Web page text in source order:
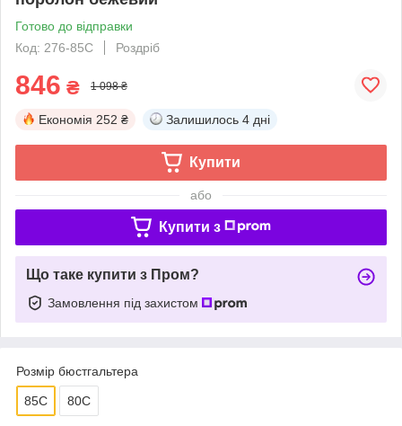
Готово до відправки
Код: 276-85С
Роздріб
846 ₴ 1 098 ₴
Економія 252 ₴ Залишилось 4 дні
Купити
або
Купити з
Що таке купити з Пром?
Замовлення під захистом
Розмір бюстгальтера
85C 80C